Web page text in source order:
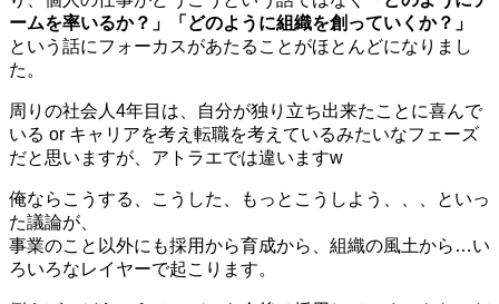
ームを率いるか？」「どのように組織を創っていくか？」
という話にフォーカスがあたることがほとんどになりまし
た。
周りの社会人4年目は、自分が独り立ち出来たことに喜んで
いる or キャリアを考え転職を考えているみたいなフェーズ
だと思いますが、アトラエでは違いますw
俺ならこうする、こうした、もっとこうしよう、、、といっ
た議論が、
事業のこと以外にも採用から育成から、組織の風土から…い
ろいろなレイヤーで起こります。